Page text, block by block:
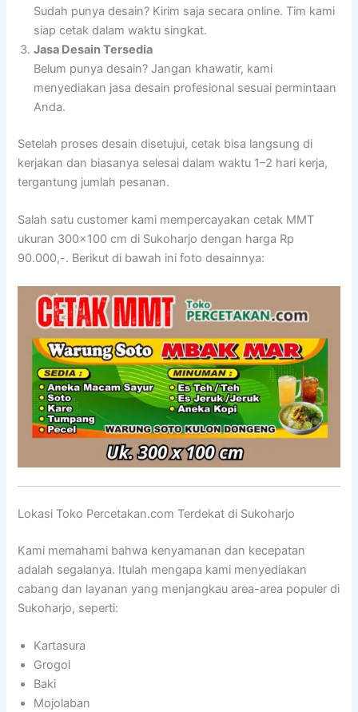
Sudah punya desain? Kirim saja secara online. Tim kami
siap cetak dalam waktu singkat.
Jasa Desain Tersedia
Belum punya desain? Jangan khawatir, kami
menyediakan jasa desain profesional sesuai permintaan
Anda.
Setelah proses desain disetujui, cetak bisa langsung di
kerjakan dan biasanya selesai dalam waktu 1–2 hari kerja,
tergantung jumlah pesanan.
Salah satu customer kami mempercayakan cetak MMT
ukuran 300×100 cm di Sukoharjo dengan harga Rp
90.000,-. Berikut di bawah ini foto desainnya:
Lokasi Toko Percetakan.com Terdekat di Sukoharjo
Kami memahami bahwa kenyamanan dan kecepatan
adalah segalanya. Itulah mengapa kami menyediakan
cabang dan layanan yang menjangkau area-area populer di
Sukoharjo, seperti:
Kartasura
Grogol
Baki
Mojolaban